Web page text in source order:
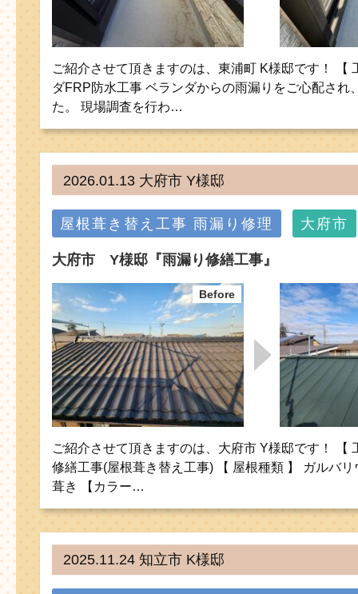
ご紹介させて頂きますのは、東浦町 K様邸です！ 【
ダFRP防水工事 ベランダからの雨漏りをご心配され
た。 現場調査を行わ…
2026.01.13 大府市 Y様邸
屋根葺き替え工事 雨漏り修理 大府市
大府市 Y様邸『雨漏り修繕工事』
ご紹介させて頂きますのは、大府市 Y様邸です！ 【
修繕工事(屋根葺き替え工事) 【 屋根種類 】 ガルバ
葺き 【カラー…
2025.11.24 知立市 K様邸